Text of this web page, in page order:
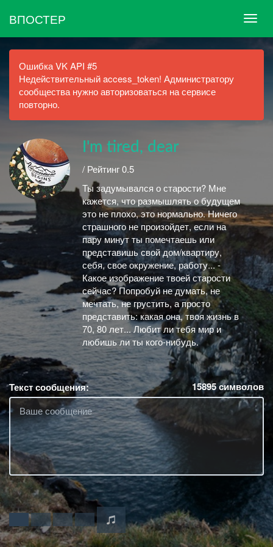
ВПОСТЕР
Ошибка VK API #5
Недействительный access_token! Администратору
сообщества нужно авторизоваться на сервисе
повторно.
I'm tired, dear
/ Рейтинг 0.5
Ты задумывался о старости? Мне
кажется, что размышлять о будущем
это не плохо, это нормально. Ничего
страшного не произойдет, если на
пару минут ты помечтаешь или
представишь свой дом/квартиру,
себя, свое окружение, работу... -
Какое изображение твоей старости
сейчас? Попробуй не думать, не
мечтать, не грустить, а просто
представить: какая она, твоя жизнь в
70, 80 лет... Любит ли тебя мир и
любишь ли ты кого-нибудь.
Текст сообщения: 15895символов